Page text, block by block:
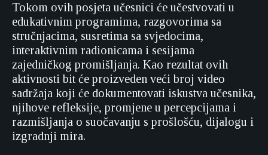
Tokom ovih posjeta učesnici će učestvovati u
edukativnim programima, razgovorima sa
stručnjacima, susretima sa svjedocima,
interaktivnim radionicama i sesijama
zajedničkog promišljanja. Kao rezultat ovih
aktivnosti bit će proizveden veći broj video
sadržaja koji će dokumentovati iskustva učesnika,
njihove refleksije, promjene u percepcijama i
razmišljanja o suočavanju s prošlošću, dijalogu i
izgradnji mira.